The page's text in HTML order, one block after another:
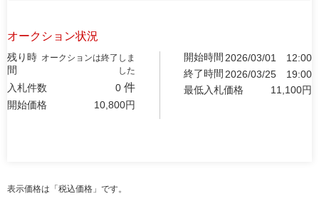
オークション状況
残り時
間
オークションは終了しま
した
入札件数 0 件
開始価格 10,800円
開始時間 2026/03/01
12:00
終了時間 2026/03/25
19:00
最低入札価格
11,100円
表示価格は「税込価格」です。